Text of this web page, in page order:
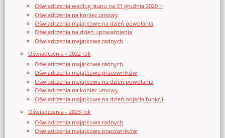
Oświadczenia według stanu na 31 grudnia 2020 r.
Oświadczenia na koniec umowy
Oświadczenia majątkowe na dzień powołania
Oświadczenia na dzień upoważnienia
Oświadczenia majątkowe radnych
Oświadczenia - 2022 rok
Oświadczenia majątkowe radnych
Oświadczenia majątkowe pracowników
Oświadczenia majątkowe na dzień powołania
Oświadczenia na koniec umowy
Oświadczenia majątkowe na dzień objęcia funkcji
Oświadczenia - 2023 rok
Oświadczenia majątkowe radnych
Oświadczenia majątkowe pracowników